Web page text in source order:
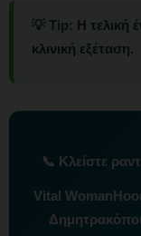
💡 Tip: Η τελική
κλινική εξέταση.
📞 Κλείστε
Vital